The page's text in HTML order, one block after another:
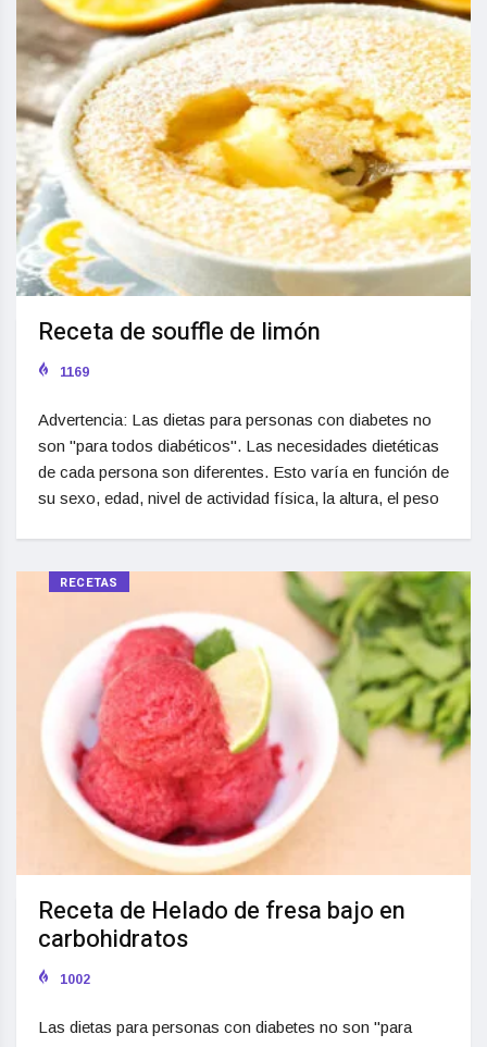
Receta de souffle de limón
1169
Advertencia: Las dietas para personas con diabetes no
son "para todos diabéticos". Las necesidades dietéticas
de cada persona son diferentes. Esto varía en función de
su sexo, edad, nivel de actividad física, la altura, el peso
RECETAS
Receta de Helado de fresa bajo en
carbohidratos
1002
Las dietas para personas con diabetes no son "para